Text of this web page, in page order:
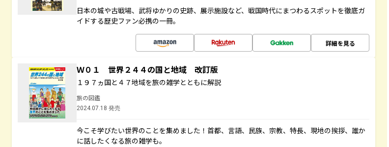
日本の城や古戦場、武将ゆかりの史跡、展示施設など、戦国時代にまつわるスポットを徹底ガ
イドする歴史ファン必携の一冊。
詳細を見る
Ｗ０１ 世界２４４の国と地域 改訂版
１９７ヵ国と４７地域を旅の雑学とともに解説
旅の図鑑
2024.07.18 発売
今こそ学びたい世界のことを集めました！首都、言語、民族、宗教、特長、現地の挨拶、誰か
に話したくなる旅の雑学も。